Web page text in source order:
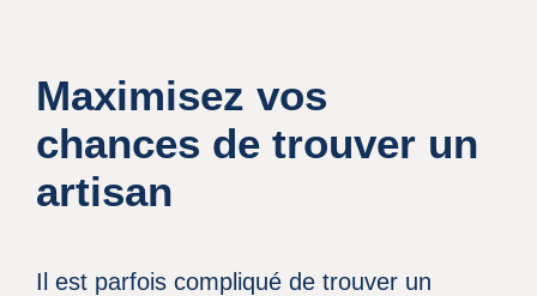
Maximisez vos
chances de trouver un
artisan
Il est parfois compliqué de trouver un